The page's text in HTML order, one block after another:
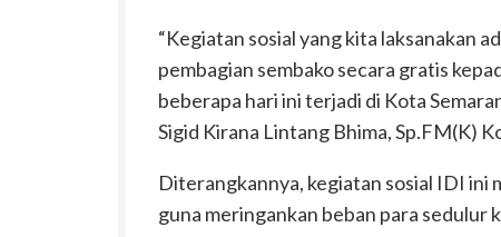
“Kegiatan sosial yang kita laksanakan
pembagian sembako secara gratis
beberapa hari ini terjadi di Kota
Sigid Kirana Lintang Bhima, Sp.FM(K)
Diterangkannya, kegiatan sosial IDI ini
guna meringankan beban para sedulur